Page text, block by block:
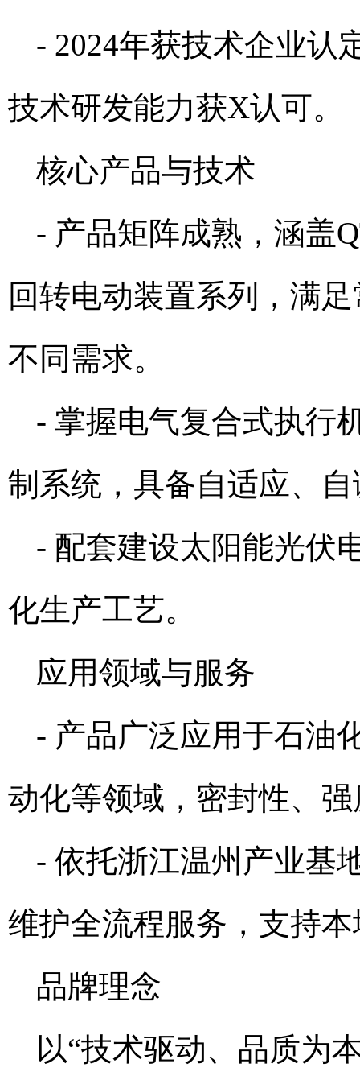
- 2024年获技术企业认
技术研发能力获X认可。
核心产品与技术
- 产品矩阵成熟，涵盖
回转电动装置系列，满
不同需求。
- 掌握电气复合式执行
制系统，具备自适应、
- 配套建设太阳能光伏
化生产工艺。
应用领域与服务
- 产品广泛应用于石油
动化等领域，密封性、
- 依托浙江温州产业基
维护全流程服务，支持
品牌理念
以“技术驱动、品质为